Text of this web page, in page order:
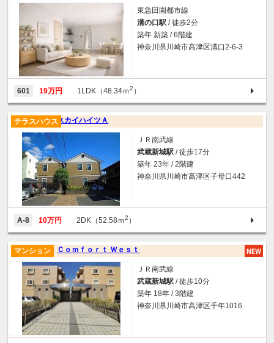
東急田園都市線
溝の口駅 / 徒歩2分
築年 新築 / 6階建
神奈川県川崎市高津区溝口2-6-3
601 19万円 1LDK（48.34ｍ2 ）
スカイハイツＡ
テラスハウス
ＪＲ南武線
武蔵新城駅 / 徒歩17分
築年 23年 / 2階建
神奈川県川崎市高津区子母口442
A-8 10万円 2DK（52.58ｍ2 ）
Ｃｏｍｆｏｒｔ Ｗｅｓｔ
マンション
ＪＲ南武線
武蔵新城駅 / 徒歩10分
築年 18年 / 3階建
神奈川県川崎市高津区千年1016